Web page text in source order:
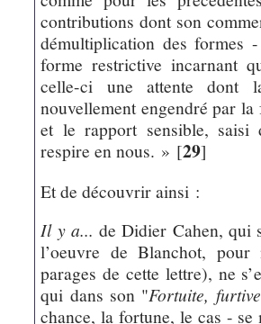
contributions dont son
démultiplication des formes
forme restrictive incarnant
celle-ci une attente dont
nouvellement engendré par
et le rapport sensible, saisi
respire en nous. » [29]
Et de découvrir ainsi :
Il y a... de Didier Cahen, qui
l’oeuvre de Blanchot,
parages de cette lettre), ne
qui dans son "Fortuite,
chance, la fortune, le cas -